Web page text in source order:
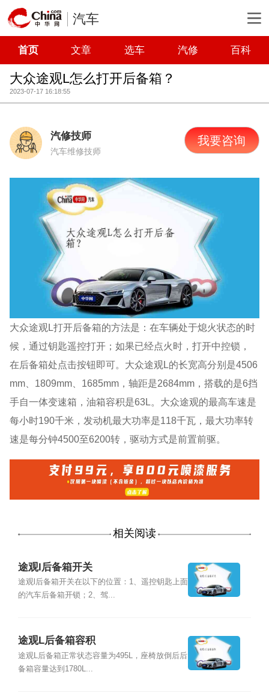
汽车
首页 文章 选车 汽修 百科
大众途观L怎么打开后备箱？
2023-07-17 16:18:55
汽修技师
汽车维修技师
我要咨询
大众途观L打开后备箱的方法是：在车辆处于熄火状态的时
候，通过钥匙遥控打开；如果已经点火时，打开中控锁，
在后备箱处点击按钮即可。大众途观L的长宽高分别是4506
mm、1809mm、1685mm，轴距是2684mm，搭载的是6挡
手自一体变速箱，油箱容积是63L。大众途观的最高车速是
每小时190千米，发动机最大功率是118千瓦，最大功率转
速是每分钟4500至6200转，驱动方式是前置前驱。
相关阅读
途观l后备箱开关
途观l后备箱开关在以下的位置：1、遥控钥匙上面
的汽车后备箱开锁；2、驾...
途观L后备箱容积
途观L后备箱正常状态容量为495L，座椅放倒后后
备箱容量达到1780L...